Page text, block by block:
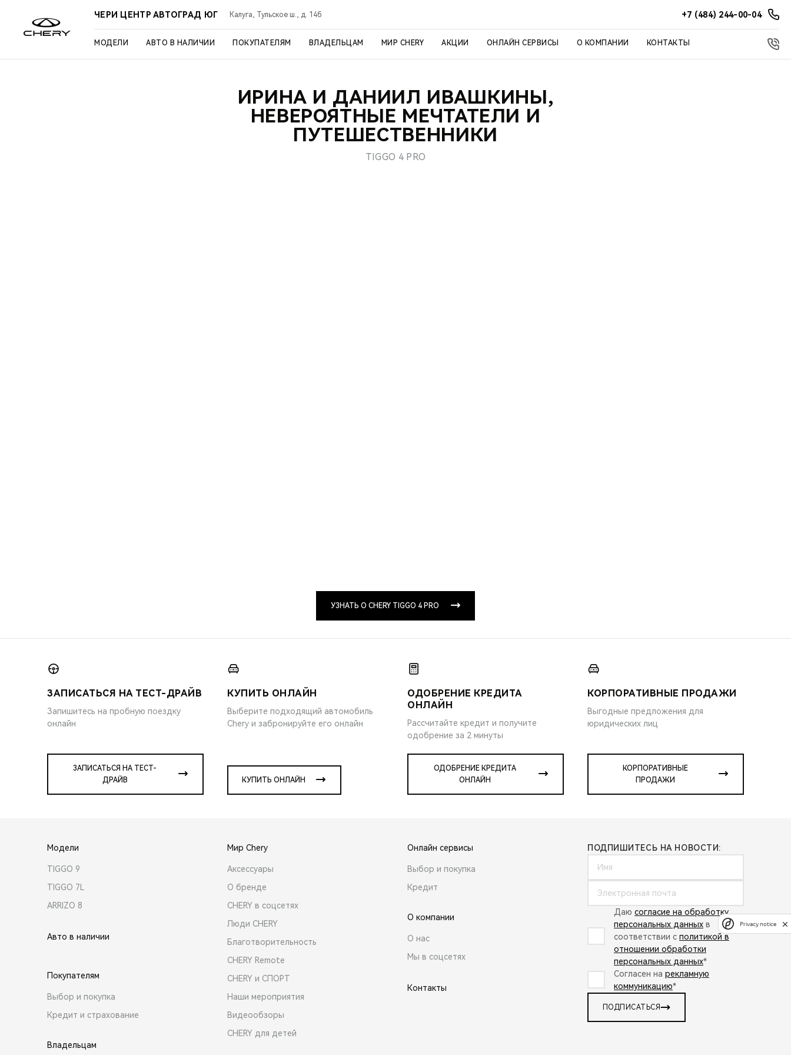
ЧЕРИ ЦЕНТР АВТОГРАД ЮГ Калуга, Тульское ш., д. 14б +7 (484) 244-00-04
МОДЕЛИ АВТО В НАЛИЧИИ ПОКУПАТЕЛЯМ ВЛАДЕЛЬЦАМ МИР CHERY АКЦИИ ОНЛАЙН СЕРВИСЫ О КОМПАНИИ КОНТАКТЫ
ИРИНА И ДАНИИЛ ИВАШКИНЫ,
НЕВЕРОЯТНЫЕ МЕЧТАТЕЛИ И
ПУТЕШЕСТВЕННИКИ
TIGGO 4 PRO
УЗНАТЬ О CHERY TIGGO 4 PRO
ЗАПИСАТЬСЯ НА ТЕСТ-ДРАЙВ
Запишитесь на пробную поездку
онлайн
ЗАПИСАТЬСЯ НА ТЕСТ-
ДРАЙВ
КУПИТЬ ОНЛАЙН
Выберите подходящий автомобиль
Chery и забронируйте его онлайн
КУПИТЬ ОНЛАЙН
ОДОБРЕНИЕ КРЕДИТА
ОНЛАЙН
Рассчитайте кредит и получите
одобрение за 2 минуты
ОДОБРЕНИЕ КРЕДИТА
ОНЛАЙН
КОРПОРАТИВНЫЕ ПРОДАЖИ
Выгодные предложения для
юридических лиц
КОРПОРАТИВНЫЕ
ПРОДАЖИ
Модели
TIGGO 9
TIGGO 7L
ARRIZO 8
Авто в наличии
Покупателям
Выбор и покупка
Кредит и страхование
Владельцам
Мир Chery
Аксессуары
О бренде
CHERY в соцсетях
Люди CHERY
Благотворительность
CHERY Remote
CHERY и СПОРТ
Наши мероприятия
Видеообзоры
CHERY для детей
Онлайн сервисы
Выбор и покупка
Кредит
О компании
О нас
Мы в соцсетях
Контакты
ПОДПИШИТЕСЬ НА НОВОСТИ:
Даю согласие на обработку
персональных данных в
соответствии с политикой в
отношении обработки
персональных данных*
Согласен на рекламную
коммуникацию*
ПОДПИСАТЬСЯ
Privacy notice